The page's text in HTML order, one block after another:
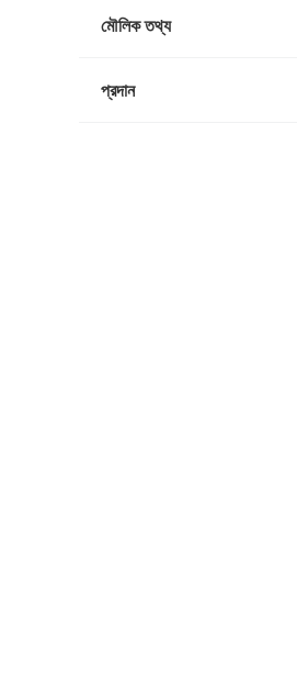
মৌলিক তথ্য
প্রদান